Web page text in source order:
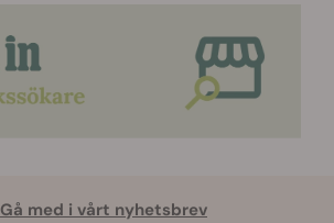
Gå med i vårt nyhetsbrev